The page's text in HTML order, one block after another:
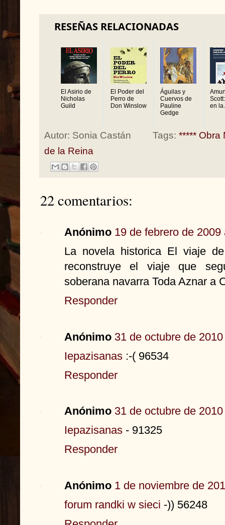
RESEÑAS RELACIONADAS
El Asirio de
Nicholas
Guild
El Poder del
Perro de
Don Winslow
Águilas y
Cuervos de
Pauline
Gedge
en la
Autor: Sonia Castán Tags: ***** Obra
de la Reina
22 comentarios:
Anónimo 19 de febrero de 2009
La novela historica El viaje
reconstruye el viaje que
soberana navarra Toda Aznar a
Responder
Anónimo 31 de octubre de
Iepazisanas :-( 96534
Responder
Anónimo 31 de octubre de
Iepazisanas - 91325
Responder
Anónimo 1 de noviembre de
forum randki w sieci -)) 56248